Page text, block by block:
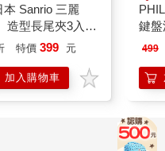
本 Sanrio 三麗
造型長尾夾3入組
選) 凱蒂貓 Hello
特價 399 元
加入購物車
鍵盤
499